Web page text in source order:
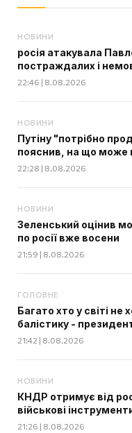
НОВИНИ
росія атакувала
постраждалих і
22:46 | 8.08.2026
НОВИНИ
Путіну "потрібно
пояснив, на що може
22:28 | 8.08.2026
НОВИНИ
Зеленський оцінив
по росії вже восени
21:59 | 8.08.2026
ГОЛОВНЕ
Багато хто у світі
балістику -
21:42 | 8.08.2026
НОВИНИ
КНДР отримує від
військові
21:26 | 8.08.2026